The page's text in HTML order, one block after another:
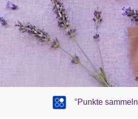
°Punkte sammeln